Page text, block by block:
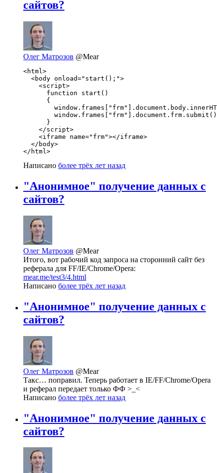
сайтов?
Олег Матрозов @Mear
<html>
  <body onload="start();">
    <script>
      function start()
      {
      }
    </script>
    <iframe name="frm"></iframe>
  </body>
Написано более трёх лет назад
"Анонимное" получение данных с
сайтов?
Олег Матрозов @Mear
Итого, вот рабочий код запроса на сторонний сайт без
реферала для FF/IE/Chrome/Opera:
mear.me/test3/4.html
Написано более трёх лет назад
"Анонимное" получение данных с
сайтов?
Олег Матрозов @Mear
Такс… поправил. Теперь работает в IE/FF/Chrome/Opera
и реферал передает только ФФ >_<
Написано более трёх лет назад
"Анонимное" получение данных с
сайтов?